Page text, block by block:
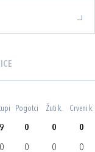
Pogotci Žuti k. Crveni k.
0 0 0
0 0 0